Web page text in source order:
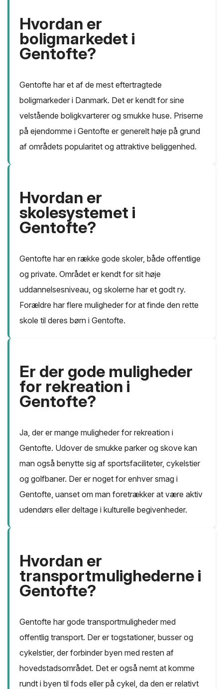
Hvordan er
boligmarkedet i
Gentofte?
Gentofte har et af de mest eftertragtede
boligmarkeder i Danmark. Det er kendt for sine
velstående boligkvarterer og smukke huse. Priserne
på ejendomme i Gentofte er generelt høje på grund
af områdets popularitet og attraktive beliggenhed.
Hvordan er
skolesystemet i
Gentofte?
Gentofte har en række gode skoler, både offentlige
og private. Området er kendt for sit høje
uddannelsesniveau, og skolerne har et godt ry.
Forældre har flere muligheder for at finde den rette
skole til deres børn i Gentofte.
Er der gode muligheder
for rekreation i
Gentofte?
Ja, der er mange muligheder for rekreation i
Gentofte. Udover de smukke parker og skove kan
man også benytte sig af sportsfaciliteter, cykelstier
og golfbaner. Der er noget for enhver smag i
Gentofte, uanset om man foretrækker at være aktiv
udendørs eller deltage i kulturelle begivenheder.
Hvordan er
transportmulighederne i
Gentofte?
Gentofte har gode transportmuligheder med
offentlig transport. Der er togstationer, busser og
cykelstier, der forbinder byen med resten af
hovedstadsområdet. Det er også nemt at komme
rundt i byen til fods eller på cykel, da den er relativt